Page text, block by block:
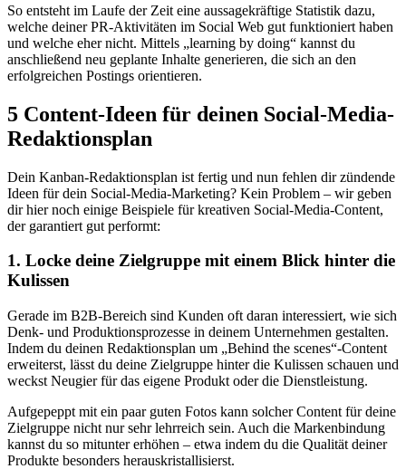
So entsteht im Laufe der Zeit eine aussagekräftige Statistik dazu,
welche deiner PR-Aktivitäten im Social Web gut funktioniert haben
und welche eher nicht. Mittels „learning by doing“ kannst du
anschließend neu geplante Inhalte generieren, die sich an den
erfolgreichen Postings orientieren.
5 Content-Ideen für deinen Social-Media-
Redaktionsplan
Dein Kanban-Redaktionsplan ist fertig und nun fehlen dir zündende
Ideen für dein Social-Media-Marketing? Kein Problem – wir geben
dir hier noch einige Beispiele für kreativen Social-Media-Content,
der garantiert gut performt:
1. Locke deine Zielgruppe mit einem Blick hinter die
Kulissen
Gerade im B2B-Bereich sind Kunden oft daran interessiert, wie sich
Denk- und Produktionsprozesse in deinem Unternehmen gestalten.
Indem du deinen Redaktionsplan um „Behind the scenes“-Content
erweiterst, lässt du deine Zielgruppe hinter die Kulissen schauen und
weckst Neugier für das eigene Produkt oder die Dienstleistung.
Aufgepeppt mit ein paar guten Fotos kann solcher Content für deine
Zielgruppe nicht nur sehr lehrreich sein. Auch die Markenbindung
kannst du so mitunter erhöhen – etwa indem du die Qualität deiner
Produkte besonders herauskristallisierst.